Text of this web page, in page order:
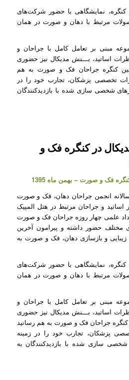
کنگره، نمایشگاهی با حضور شرکت‌های
مرتبط با دهان و صورت در همان
مبنی بر تعامل کامل با جراحان و
اساتید، بـــنش مدیکال نیز حضوری
کنگره جراحان فک و صورت به هم
تخصصی پزشکان، تجارب خود را در
شخصی سازی شده با بازدیدکنندگان
در کنگره فک و
فک و صورت – بهمن ماه 1395
سالانه انجمن جراحان دهان، فک و صورت
سال 95 با حضور اساتید و جراحان مرتبط در هتل المپیک
علمی چهار روزه جراحان فک و صورت
مختلف حضور داشته و پیرامون آخرین
و بازسازی دهان، فک و صورت به
کنگره، نمایشگاهی با حضور شرکت‌های
مرتبط با دهان و صورت در همان
مبنی بر تعامل کامل با جراحان و
اساتید، بـــنش مدیکال نیز حضوری
کنگره جراحان فک و صورت به هم رسانید
پزشکان، تجارب خود را در زمینه
سازی شده با بازدیدکنندگان به